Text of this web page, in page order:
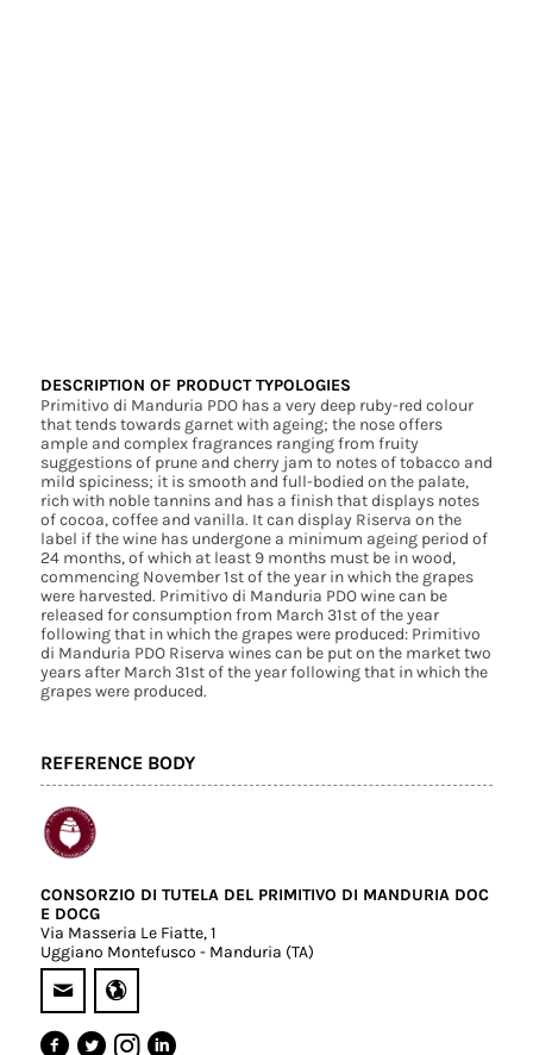
DESCRIPTION OF PRODUCT TYPOLOGIES
Primitivo di Manduria PDO has a very deep ruby-red colour
that tends towards garnet with ageing; the nose offers
ample and complex fragrances ranging from fruity
suggestions of prune and cherry jam to notes of tobacco and
mild spiciness; it is smooth and full-bodied on the palate,
rich with noble tannins and has a finish that displays notes
of cocoa, coffee and vanilla. It can display Riserva on the
label if the wine has undergone a minimum ageing period of
24 months, of which at least 9 months must be in wood,
commencing November 1st of the year in which the grapes
were harvested. Primitivo di Manduria PDO wine can be
released for consumption from March 31st of the year
following that in which the grapes were produced: Primitivo
di Manduria PDO Riserva wines can be put on the market two
years after March 31st of the year following that in which the
grapes were produced.
REFERENCE BODY
CONSORZIO DI TUTELA DEL PRIMITIVO DI MANDURIA DOC
E DOCG
Via Masseria Le Fiatte, 1
Uggiano Montefusco - Manduria (TA)